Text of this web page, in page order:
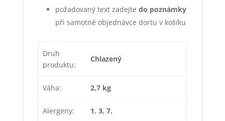
požadovaný text zadejte do poznámky
při samotné objednávce dortu v košíku
Druh
produktu:
Chlazený
Váha: 2,7 kg
Alergeny: 1, 3, 7.